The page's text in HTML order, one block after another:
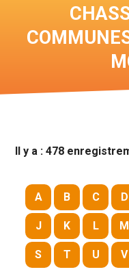
Il y a : 478
A B C D
J K L M
S T U V